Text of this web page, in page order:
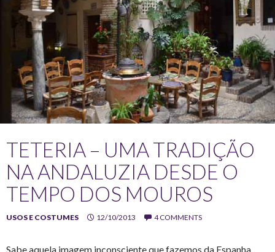
TETERIA – UMA TRADIÇÃO
NA ANDALUZIA DESDE O
TEMPO DOS MOUROS
USOS E COSTUMES 12/10/2013 4 COMMENTS
Sabe aquela imagem inconsciente que fazemos da Espanha